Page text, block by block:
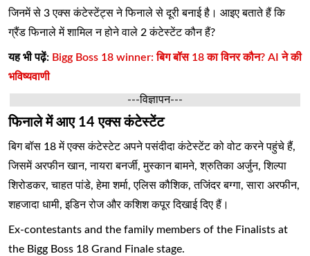
जिनमें से 3 एक्स कंटेस्टेंट्स ने फिनाले से दूरी बनाई है। आइए बताते हैं कि
ग्रैंड फिनाले में शामिल न होने वाले 2 कंटेस्टेंट कौन हैं?
यह भी पढ़ें: Bigg Boss 18 winner: बिग बॉस 18 का विनर कौन? AI ने की
भविष्यवाणी
---विज्ञापन---
फिनाले में आए 14 एक्स कंटेस्टेंट
बिग बॉस 18 में एक्स कंटेस्टेट अपने पसंदीदा कंटेस्टेंट को वोट करने पहुंचे हैं,
जिसमें अरफीन खान, नायरा बनर्जी, मुस्कान बामने, श्रुतिका अर्जुन, शिल्पा
शिरोडकर, चाहत पांडे, हेमा शर्मा, एलिस कौशिक, तजिंदर बग्गा, सारा अरफीन,
शहजादा धामी, इडिन रोज और कशिश कपूर दिखाई दिए हैं।
Ex-contestants and the family members of the Finalists at
the Bigg Boss 18 Grand Finale stage.